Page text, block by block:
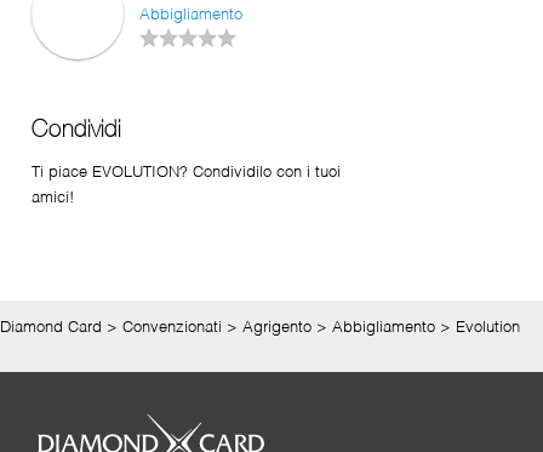
Abbigliamento
Condividi
Ti piace EVOLUTION? Condividilo con i tuoi
amici!
Diamond Card > Convenzionati > Agrigento > Abbigliamento > Evolution